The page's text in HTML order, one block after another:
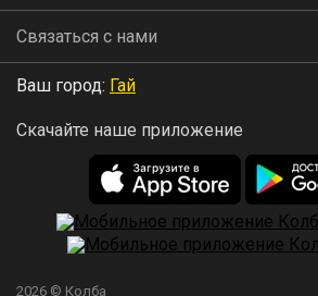
Связаться с нами
Ваш город: Гай
Скачайте наше приложение
2026 © Колба